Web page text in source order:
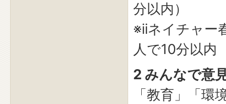
分以内）
※iiネイチャー
人で10分以内
2 みんなで意
「教育」「環